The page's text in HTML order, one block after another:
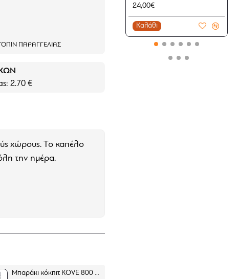
ΠΑΡΑΓΓΕΛΊΑΣ
2.70 €
χώρους. Το καπέλο
την ημέρα.
Μπαράκι κόκπιτ KOVE 800 X PRO
24,00€
Καλάθι